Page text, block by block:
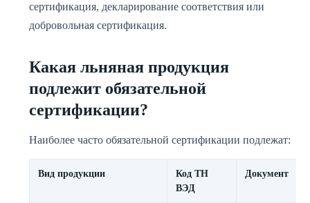
сертификация, декларирование соответствия или
добровольная сертификация.
Какая льняная продукция
подлежит обязательной
сертификации?
Наиболее часто обязательной сертификации подлежат:
Вид продукции
Код ТН
ВЭД
Документ